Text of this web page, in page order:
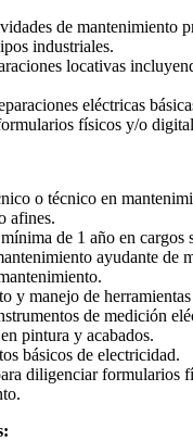
de mantenimiento
industriales.
locativas
eléctricas
físicos y/o
o técnico en
afines.
de 1 año en cargos
ayudante de
y manejo de herramientas
de medición
pintura y acabados.
básicos de electricidad.
diligenciar formularios